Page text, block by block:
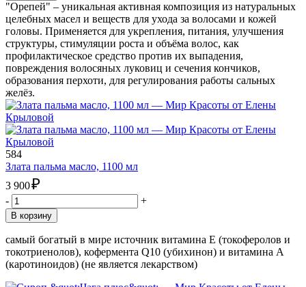
"Орепей" – уникальная активная композиция из натуральных
целебных масел и веществ для ухода за волосами и кожей
головы. Применяется для укрепления, питания, улучшения
структуры, стимуляции роста и объёма волос, как
профилактическое средство против их выпадения,
повреждения волосяных луковиц и сечения кончиков,
образования перхоти, для регулирования работы сальных
желёз.
584
Злата пальма масло, 1100 мл
3 900₽
- +
В корзину
самый богатый в мире источник витамина Е (токоферолов и
токотриенолов), кофермента Q10 (убихинон) и витамина А
(каротиноидов) (не является лекарством)